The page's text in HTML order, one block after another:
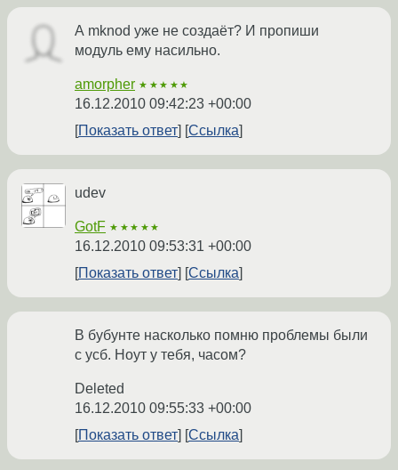
А mknod уже не создаёт? И пропиши
модуль ему насильно.
amorpher ★★★★★
16.12.2010 09:42:23 +00:00
Показать ответ
Ссылка
udev
GotF ★★★★★
16.12.2010 09:53:31 +00:00
Показать ответ
Ссылка
В бубунте насколько помню проблемы были
с усб. Ноут у тебя, часом?
Deleted
16.12.2010 09:55:33 +00:00
Показать ответ
Ссылка